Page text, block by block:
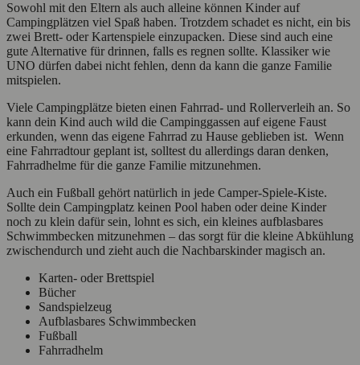
Sowohl mit den Eltern als auch alleine können Kinder auf
Campingplätzen viel Spaß haben. Trotzdem schadet es nicht, ein bis
zwei Brett- oder Kartenspiele einzupacken. Diese sind auch eine
gute Alternative für drinnen, falls es regnen sollte. Klassiker wie
UNO dürfen dabei nicht fehlen, denn da kann die ganze Familie
mitspielen.
Viele Campingplätze bieten einen Fahrrad- und Rollerverleih an. So
kann dein Kind auch wild die Campinggassen auf eigene Faust
erkunden, wenn das eigene Fahrrad zu Hause geblieben ist. Wenn
eine Fahrradtour geplant ist, solltest du allerdings daran denken,
Fahrradhelme für die ganze Familie mitzunehmen.
Auch ein Fußball gehört natürlich in jede Camper-Spiele-Kiste.
Sollte dein Campingplatz keinen Pool haben oder deine Kinder
noch zu klein dafür sein, lohnt es sich, ein kleines aufblasbares
Schwimmbecken mitzunehmen – das sorgt für die kleine Abkühlung
zwischendurch und zieht auch die Nachbarskinder magisch an.
Karten- oder Brettspiel
Bücher
Sandspielzeug
Aufblasbares Schwimmbecken
Fußball
Fahrradhelm